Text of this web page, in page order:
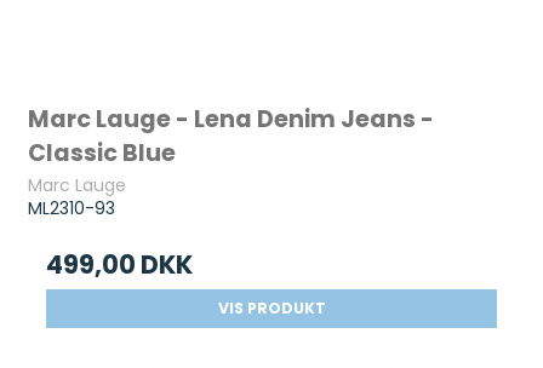
Marc Lauge - Lena Denim Jeans -
Classic Blue
Marc Lauge
ML2310-93
499,00 DKK
VIS PRODUKT